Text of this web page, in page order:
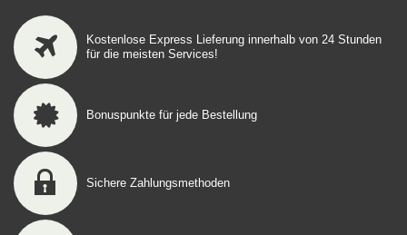
Kostenlose Express Lieferung innerhalb von 24 Stunden
für die meisten Services!
Bonuspunkte für jede Bestellung
Sichere Zahlungsmethoden